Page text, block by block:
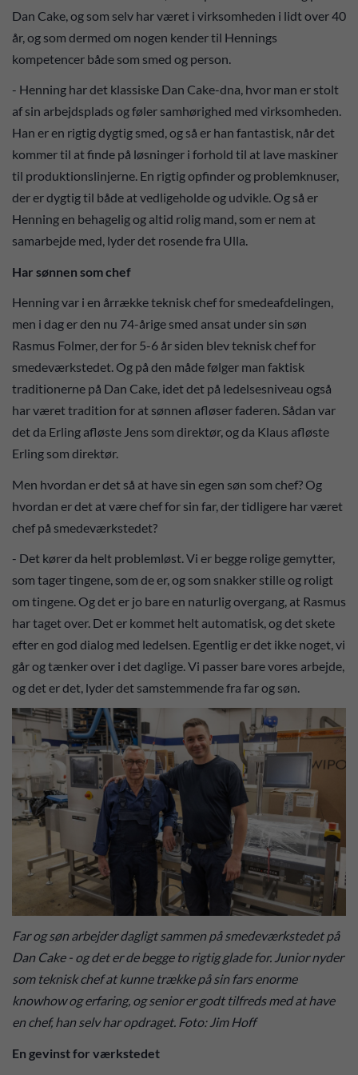
Dan Cake, og som selv har været i virksomheden i lidt over 40
år, og som dermed om nogen kender til Hennings
kompetencer både som smed og person.
- Henning har det klassiske Dan Cake-dna, hvor man er stolt
af sin arbejdsplads og føler samhørighed med virksomheden.
Han er en rigtig dygtig smed, og så er han fantastisk, når det
kommer til at finde på løsninger i forhold til at lave maskiner
til produktionslinjerne. En rigtig opfinder og problemknuser,
der er dygtig til både at vedligeholde og udvikle. Og så er
Henning en behagelig og altid rolig mand, som er nem at
samarbejde med, lyder det rosende fra Ulla.
Har sønnen som chef
Henning var i en årrække teknisk chef for smedeafdelingen,
men i dag er den nu 74-årige smed ansat under sin søn
Rasmus Folmer, der for 5-6 år siden blev teknisk chef for
smedeværkstedet. Og på den måde følger man faktisk
traditionerne på Dan Cake, idet det på ledelsesniveau også
har været tradition for at sønnen afløser faderen. Sådan var
det da Erling afløste Jens som direktør, og da Klaus afløste
Erling som direktør.
Men hvordan er det så at have sin egen søn som chef? Og
hvordan er det at være chef for sin far, der tidligere har været
chef på smedeværkstedet?
- Det kører da helt problemløst. Vi er begge rolige gemytter,
som tager tingene, som de er, og som snakker stille og roligt
om tingene. Og det er jo bare en naturlig overgang, at Rasmus
har taget over. Det er kommet helt automatisk, og det skete
efter en god dialog med ledelsen. Egentlig er det ikke noget, vi
går og tænker over i det daglige. Vi passer bare vores arbejde,
og det er det, lyder det samstemmende fra far og søn.
Far og søn arbejder dagligt sammen på smedeværkstedet på
Dan Cake - og det er de begge to rigtig glade for. Junior nyder
som teknisk chef at kunne trække på sin fars enorme
knowhow og erfaring, og senior er godt tilfreds med at have
en chef, han selv har opdraget. Foto: Jim Hoff
En gevinst for værkstedet